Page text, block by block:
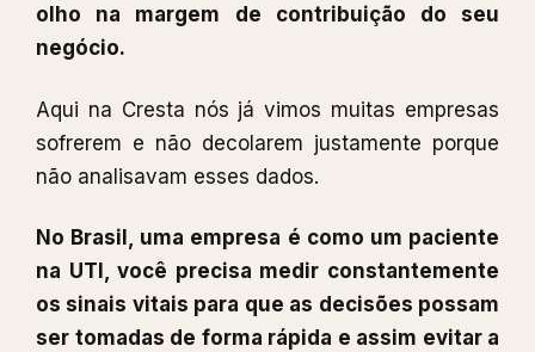
olho na margem de contribuição do seu
negócio.
Aqui na Cresta nós já vimos muitas empresas
sofrerem e não decolarem justamente porque
não analisavam esses dados.
No Brasil, uma empresa é como um paciente
na UTI, você precisa medir constantemente
os sinais vitais para que as decisões possam
ser tomadas de forma rápida e assim evitar a